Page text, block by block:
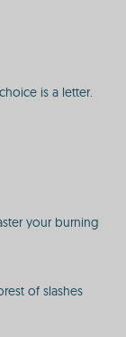
is a letter.
your burning
of slashes